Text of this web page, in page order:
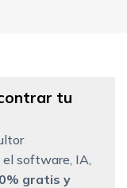
tu
software, IA,
gratis y